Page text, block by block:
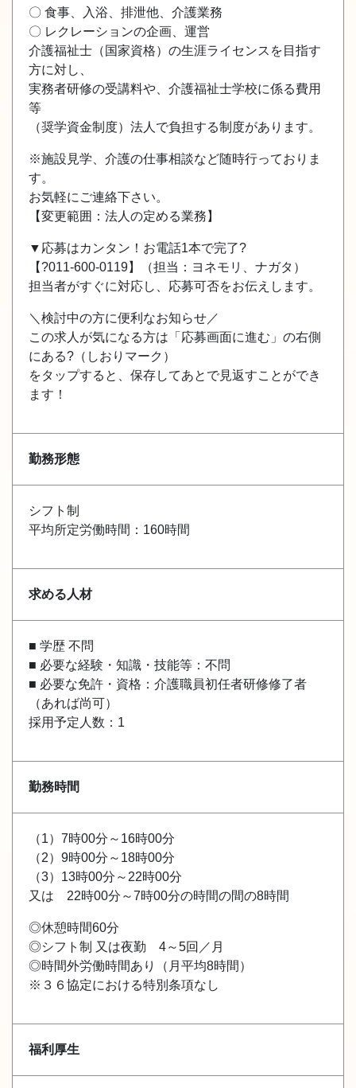
〇 食事、入浴、排泄他、介護業務
〇 レクレーションの企画、運営
介護福祉士（国家資格）の生涯ライセンスを目指す
方に対し、
実務者研修の受講料や、介護福祉士学校に係る費用
等
（奨学資金制度）法人で負担する制度があります。
※施設見学、介護の仕事相談など随時行っておりま
す。
お気軽にご連絡下さい。
【変更範囲：法人の定める業務】
▼応募はカンタン！お電話1本で完了?
【?011-600-0119】（担当：ヨネモリ、ナガタ）
担当者がすぐに対応し、応募可否をお伝えします。
＼検討中の方に便利なお知らせ／
この求人が気になる方は「応募画面に進む」の右側
にある?（しおりマーク）
をタップすると、保存してあとで見返すことができ
ます！
勤務形態
シフト制
平均所定労働時間：160時間
求める人材
■ 学歴 不問
■ 必要な経験・知識・技能等：不問
■ 必要な免許・資格：介護職員初任者研修修了者
（あれば尚可）
採用予定人数：1
勤務時間
（1）7時00分～16時00分
（2）9時00分～18時00分
（3）13時00分～22時00分
又は 22時00分～7時00分の時間の間の8時間
◎休憩時間60分
◎シフト制 又は夜勤 4～5回／月
◎時間外労働時間あり（月平均8時間）
※３６協定における特別条項なし
福利厚生